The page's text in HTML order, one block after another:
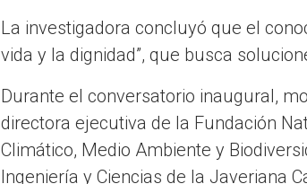
La investigadora concluyó que el
vida y la dignidad”, que busca
Durante el conversatorio inaugural,
directora ejecutiva de la Fundación
Climático, Medio Ambiente y
Ingeniería y Ciencias de la Javeriana